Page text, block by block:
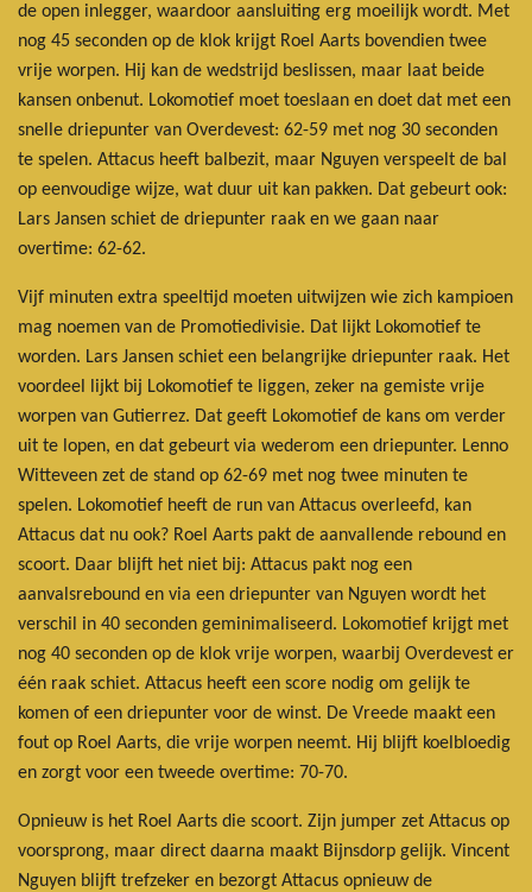
de open inlegger, waardoor aansluiting erg moeilijk wordt. Met
nog 45 seconden op de klok krijgt Roel Aarts bovendien twee
vrije worpen. Hij kan de wedstrijd beslissen, maar laat beide
kansen onbenut. Lokomotief moet toeslaan en doet dat met een
snelle driepunter van Overdevest: 62-59 met nog 30 seconden
te spelen. Attacus heeft balbezit, maar Nguyen verspeelt de bal
op eenvoudige wijze, wat duur uit kan pakken. Dat gebeurt ook:
Lars Jansen schiet de driepunter raak en we gaan naar
overtime: 62-62.
Vijf minuten extra speeltijd moeten uitwijzen wie zich kampioen
mag noemen van de Promotiedivisie. Dat lijkt Lokomotief te
worden. Lars Jansen schiet een belangrijke driepunter raak. Het
voordeel lijkt bij Lokomotief te liggen, zeker na gemiste vrije
worpen van Gutierrez. Dat geeft Lokomotief de kans om verder
uit te lopen, en dat gebeurt via wederom een driepunter. Lenno
Witteveen zet de stand op 62-69 met nog twee minuten te
spelen. Lokomotief heeft de run van Attacus overleefd, kan
Attacus dat nu ook? Roel Aarts pakt de aanvallende rebound en
scoort. Daar blijft het niet bij: Attacus pakt nog een
aanvalsrebound en via een driepunter van Nguyen wordt het
verschil in 40 seconden geminimaliseerd. Lokomotief krijgt met
nog 40 seconden op de klok vrije worpen, waarbij Overdevest er
één raak schiet. Attacus heeft een score nodig om gelijk te
komen of een driepunter voor de winst. De Vreede maakt een
fout op Roel Aarts, die vrije worpen neemt. Hij blijft koelbloedig
en zorgt voor een tweede overtime: 70-70.
Opnieuw is het Roel Aarts die scoort. Zijn jumper zet Attacus op
voorsprong, maar direct daarna maakt Bijnsdorp gelijk. Vincent
Nguyen blijft trefzeker en bezorgt Attacus opnieuw de